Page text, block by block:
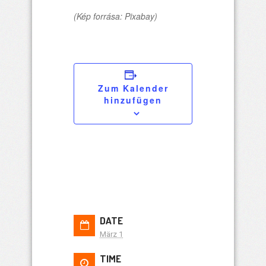
(Kép forrása: Pixabay)
Zum Kalender
hinzufügen
DATE
März 1
TIME